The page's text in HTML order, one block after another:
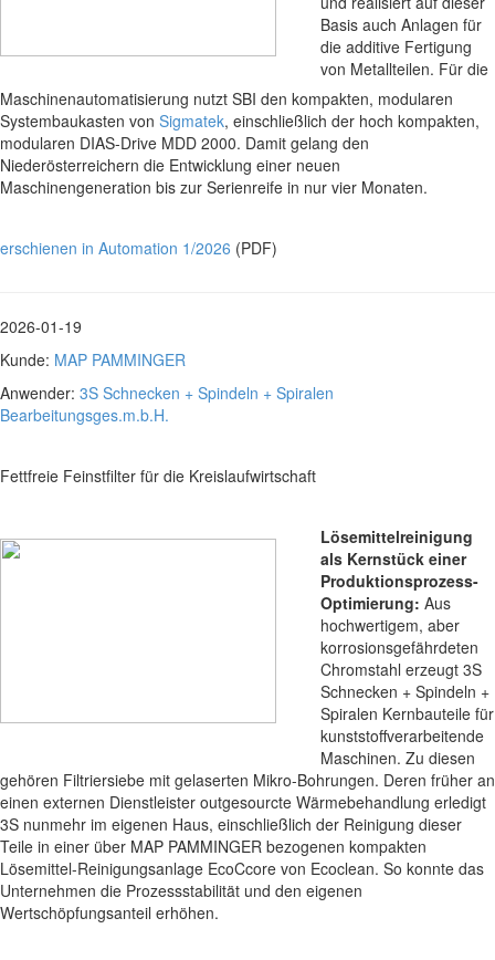
Basis auch Anlagen für
die additive Fertigung
von Metallteilen. Für die
Maschinenautomatisierung nutzt SBI den kompakten, modularen
Systembaukasten von Sigmatek, einschließlich der hoch kompakten,
modularen DIAS-Drive MDD 2000. Damit gelang den
Niederösterreichern die Entwicklung einer neuen
Maschinengeneration bis zur Serienreife in nur vier Monaten.
erschienen in Automation 1/2026 (PDF)
2026-01-19
Kunde: MAP PAMMINGER
Anwender: 3S Schnecken + Spindeln + Spiralen
Bearbeitungsges.m.b.H.
Fettfreie Feinstfilter für die Kreislaufwirtschaft
Lösemittelreinigung
als Kernstück einer
Produktionsprozess-
Optimierung: Aus
hochwertigem, aber
korrosionsgefährdeten
Chromstahl erzeugt 3S
Schnecken + Spindeln +
Spiralen Kernbauteile für
kunststoffverarbeitende
Maschinen. Zu diesen
gehören Filtriersiebe mit gelaserten Mikro-Bohrungen. Deren früher an
einen externen Dienstleister outgesourcte Wärmebehandlung erledigt
3S nunmehr im eigenen Haus, einschließlich der Reinigung dieser
Teile in einer über MAP PAMMINGER bezogenen kompakten
Lösemittel-Reinigungsanlage EcoCcore von Ecoclean. So konnte das
Unternehmen die Prozessstabilität und den eigenen
Wertschöpfungsanteil erhöhen.